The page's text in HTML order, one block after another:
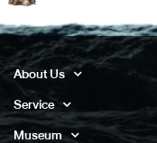
About Us
Service
Museum